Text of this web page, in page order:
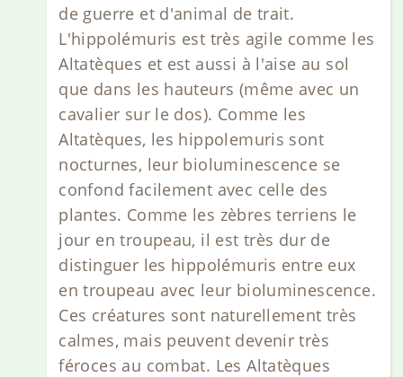
de guerre et d'animal de trait.
L'hippolémuris est très agile comme les
Altatèques et est aussi à l'aise au sol
que dans les hauteurs (même avec un
cavalier sur le dos). Comme les
Altatèques, les hippolemuris sont
nocturnes, leur bioluminescence se
confond facilement avec celle des
plantes. Comme les zèbres terriens le
jour en troupeau, il est très dur de
distinguer les hippolémuris entre eux
en troupeau avec leur bioluminescence.
Ces créatures sont naturellement très
calmes, mais peuvent devenir très
féroces au combat. Les Altatèques